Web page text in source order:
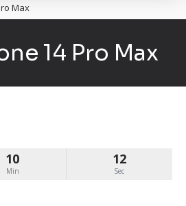
Max
14 Pro Max
10
Min
12
Sec